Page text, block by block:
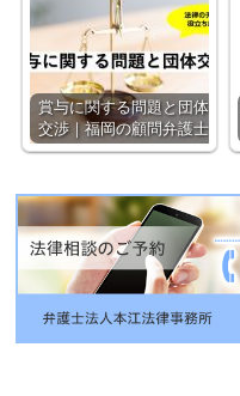
賞与に関する問題と団体
交渉｜福岡の顧問弁護士